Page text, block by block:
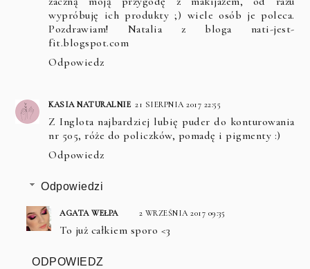
wypróbuję ich produkty ;) wiele osób je poleca.
Pozdrawiam! Natalia z bloga nati-jest-
fit.blogspot.com
Odpowiedz
KASIA NATURALNIE 21 SIERPNIA 2017 22:55
Z Inglota najbardziej lubię puder do konturowania
nr 505, róże do policzków, pomadę i pigmenty :)
Odpowiedz
Odpowiedzi
AGATA WEŁPA 2 WRZEŚNIA 2017 09:35
To już całkiem sporo <3
ODPOWIEDZ